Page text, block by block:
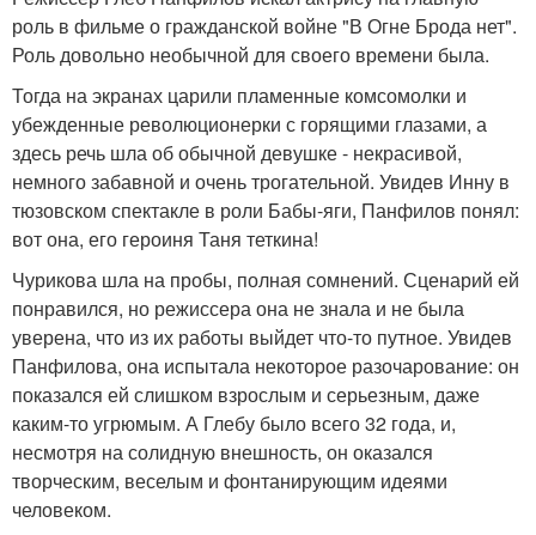
роль в фильме о гражданской войне "В Огне Брода нет".
Роль довольно необычной для своего времени была.
Тогда на экранах царили пламенные комсомолки и
убежденные революционерки с горящими глазами, а
здесь речь шла об обычной девушке - некрасивой,
немного забавной и очень трогательной. Увидев Инну в
тюзовском спектакле в роли Бабы-яги, Панфилов понял:
вот она, его героиня Таня теткина!
Чурикова шла на пробы, полная сомнений. Сценарий ей
понравился, но режиссера она не знала и не была
уверена, что из их работы выйдет что-то путное. Увидев
Панфилова, она испытала некоторое разочарование: он
показался ей слишком взрослым и серьезным, даже
каким-то угрюмым. А Глебу было всего 32 года, и,
несмотря на солидную внешность, он оказался
творческим, веселым и фонтанирующим идеями
человеком.